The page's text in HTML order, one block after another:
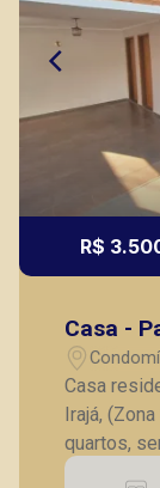
R$
Casa -
Casa
Irajá, (Zona
quartos,
Banheiro